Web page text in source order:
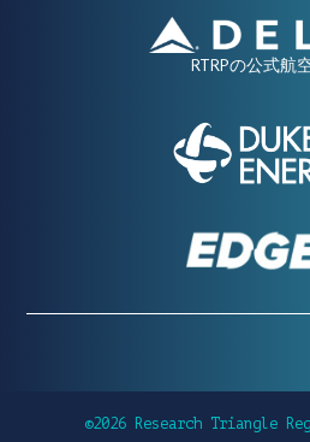
RTRPの公式航
©2026 Research Triangle